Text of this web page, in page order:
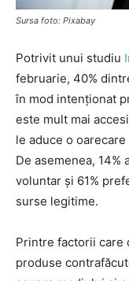
Sursa foto: Pixabay
Potrivit unui studiu
februarie, 40%
în mod intenționat
este mult mai
le aduce o
De asemenea,
voluntar și 61%
surse legitime.
Printre factorii care
produse